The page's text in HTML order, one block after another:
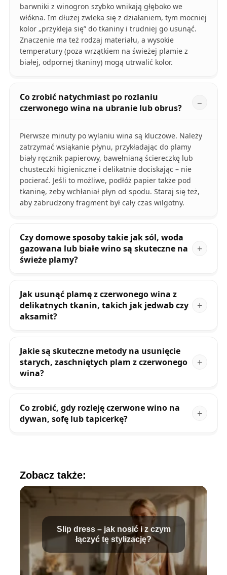
barwniki z winogron szybko wnikają głęboko we
włókna. Im dłużej zwleka się z działaniem, tym mocniej
kolor „przykleja się” do tkaniny i trudniej go usunąć.
Znaczenie ma też rodzaj materiału, a wysokie
temperatury (poza wrzątkiem na świeżej plamie z
białej, odpornej tkaniny) mogą utrwalić kolor.
Co zrobić natychmiast po rozlaniu
czerwonego wina na ubranie lub obrus?
Pierwsze minuty po wylaniu wina są kluczowe. Należy
zatrzymać wsiąkanie płynu, przykładając do plamy
biały ręcznik papierowy, bawełnianą ściereczkę lub
chusteczki higieniczne i delikatnie dociskając – nie
pocierać. Jeśli to możliwe, podłóż papier także pod
tkaninę, żeby wchłaniał płyn od spodu. Staraj się też,
aby zabrudzony fragment był cały czas wilgotny.
Czy domowe sposoby takie jak sól, woda
gazowana lub białe wino są skuteczne na
świeże plamy?
Jak usunąć plamę z czerwonego wina z
delikatnych tkanin, takich jak jedwab czy
aksamit?
Jakie są skuteczne metody na usunięcie
starych, zaschniętych plam z czerwonego
wina?
Co zrobić, gdy rozleję czerwone wino na
dywan, sofę lub tapicerkę?
Zobacz także:
Slip dress – jak nosić i z czym
łączyć tę stylizację?